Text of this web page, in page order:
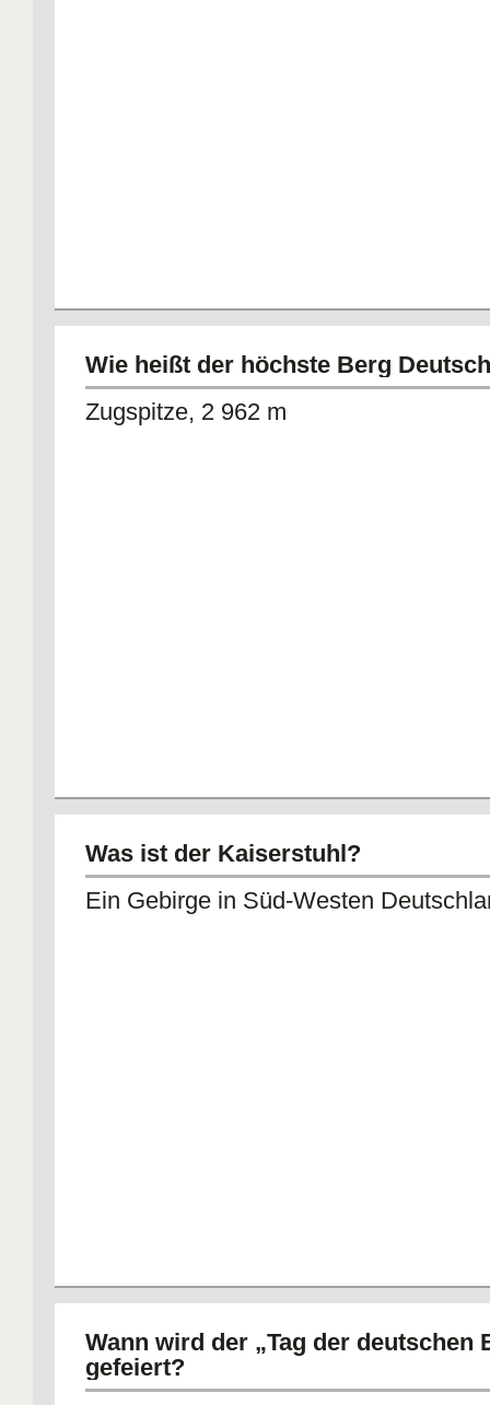
Wie heißt der höchste Berg
Zugspitze, 2 962 m
Was ist der Kaiserstuhl?
Ein Gebirge in Süd-Westen
Wann wird der „Tag der deutschen
gefeiert?